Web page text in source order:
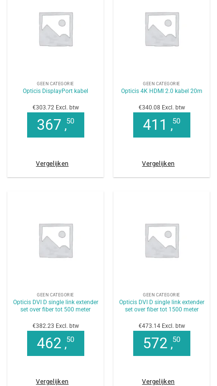
GEEN CATEGORIE
Opticis DisplayPort kabel
€303.72 Excl. btw
367 ,50
Vergelijken
GEEN CATEGORIE
Opticis 4K HDMI 2.0 kabel 20m
€340.08 Excl. btw
411 ,50
Vergelijken
GEEN CATEGORIE
Opticis DVI D single link extender
set over fiber tot 500 meter
€382.23 Excl. btw
462 ,50
Vergelijken
GEEN CATEGORIE
Opticis DVI D single link extender
set over fiber tot 1500 meter
€473.14 Excl. btw
572 ,50
Vergelijken